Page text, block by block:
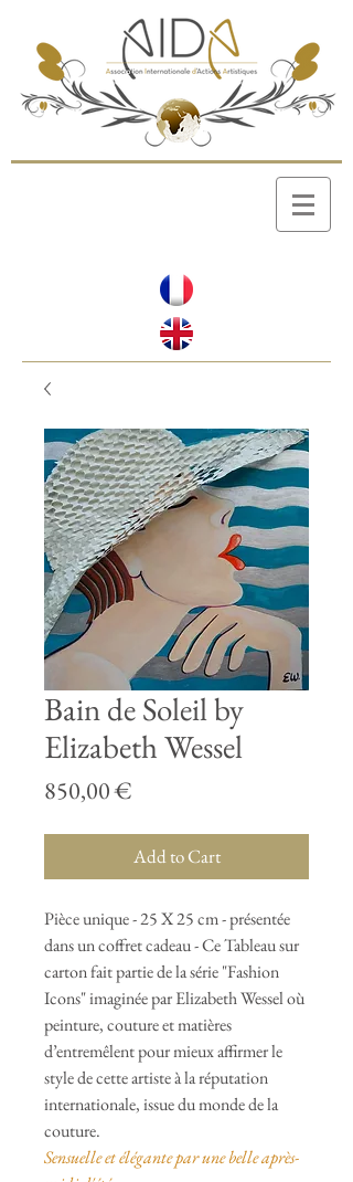
Bain de Soleil by
Elizabeth Wessel
850,00 €
Add to Cart
Pièce unique - 25 X 25 cm - présentée
dans un coffret cadeau - Ce Tableau sur
carton fait partie de la série "Fashion
Icons" imaginée par Elizabeth Wessel où
peinture, couture et matières
d’entremêlent pour mieux affirmer le
style de cette artiste à la réputation
internationale, issue du monde de la
couture.
Sensuelle et élégante par une belle après-